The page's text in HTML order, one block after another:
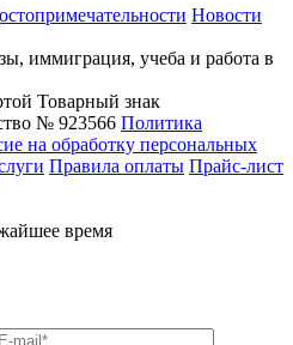
Новости
иммиграция, учеба и работа в
Товарный знак
№ 923566 Политика
на обработку персональных
Правила оплаты Прайс-лист
время